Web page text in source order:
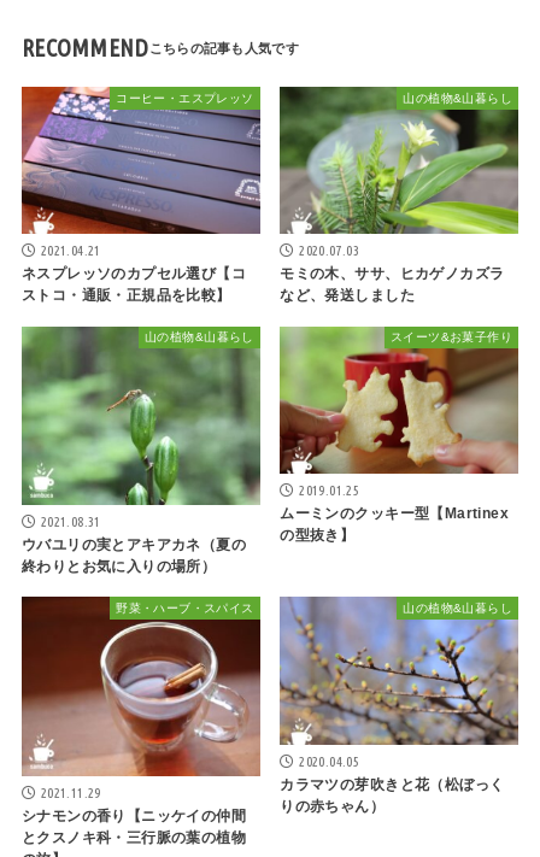
RECOMMEND
コーヒー・エスプレッソ
2021.04.21
ネスプレッソのカプセル選び【コ
ストコ・通販・正規品を比較】
山の植物&山暮らし
2020.07.03
モミの木、ササ、ヒカゲノカズラ
など、発送しました
山の植物&山暮らし
2021.08.31
ウバユリの実とアキアカネ（夏の
終わりとお気に入りの場所）
スイーツ&お菓子作り
2019.01.25
ムーミンのクッキー型【Martinex
の型抜き】
野菜・ハーブ・スパイス
2021.11.29
シナモンの香り【ニッケイの仲間
とクスノキ科・三行脈の葉の植物
山の植物&山暮らし
2020.04.05
カラマツの芽吹きと花（松ぼっく
りの赤ちゃん）